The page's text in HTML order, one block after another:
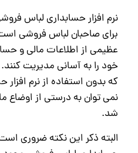
نرم افزار حسابداری لباس
برای صاحبان لباس فروشی است
عظیمی از اطلاعات مالی و
خود را به آسانی مدیریت
که بدون استفاده از نرم
نمی توان به درستی از اوضاع
شد.
البته ذکر این نکته ضروری است